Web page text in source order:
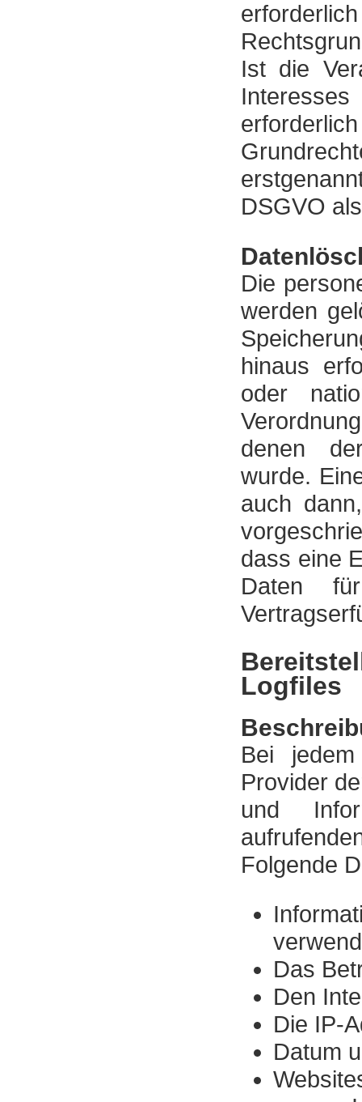
Ist die
DSGVO
Die
werden
hinaus
oder
denen
wurde.
auch
dass eine
Daten
Logfiles
Bei
Provider
und
Folgende
Das
Den
Die IP-
Datum